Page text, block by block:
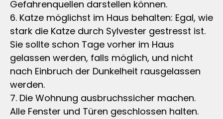
Gefahrenquellen darstellen können.
6. Katze möglichst im Haus behalten: Egal, wie
stark die Katze durch Sylvester gestresst ist.
Sie sollte schon Tage vorher im Haus
gelassen werden, falls möglich, und nicht
nach Einbruch der Dunkelheit rausgelassen
werden.
7. Die Wohnung ausbruchssicher machen.
Alle Fenster und Türen geschlossen halten.